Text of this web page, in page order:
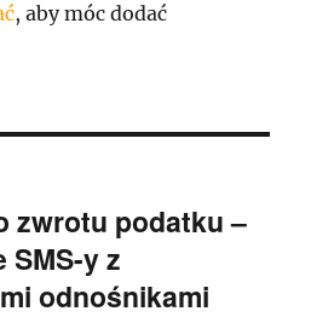
, aby móc dodać
zwrotu podatku –
SMS-y z
odnośnikami